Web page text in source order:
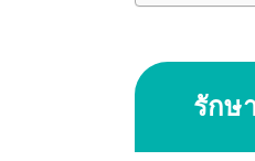
รักษ